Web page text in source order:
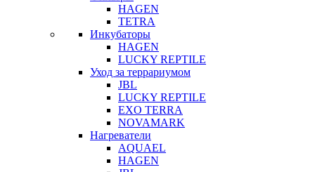
HAGEN
TETRA
Инкубаторы
HAGEN
LUCKY REPTILE
Уход за террариумом
JBL
LUCKY REPTILE
EXO TERRA
NOVAMARK
Нагреватели
AQUAEL
HAGEN